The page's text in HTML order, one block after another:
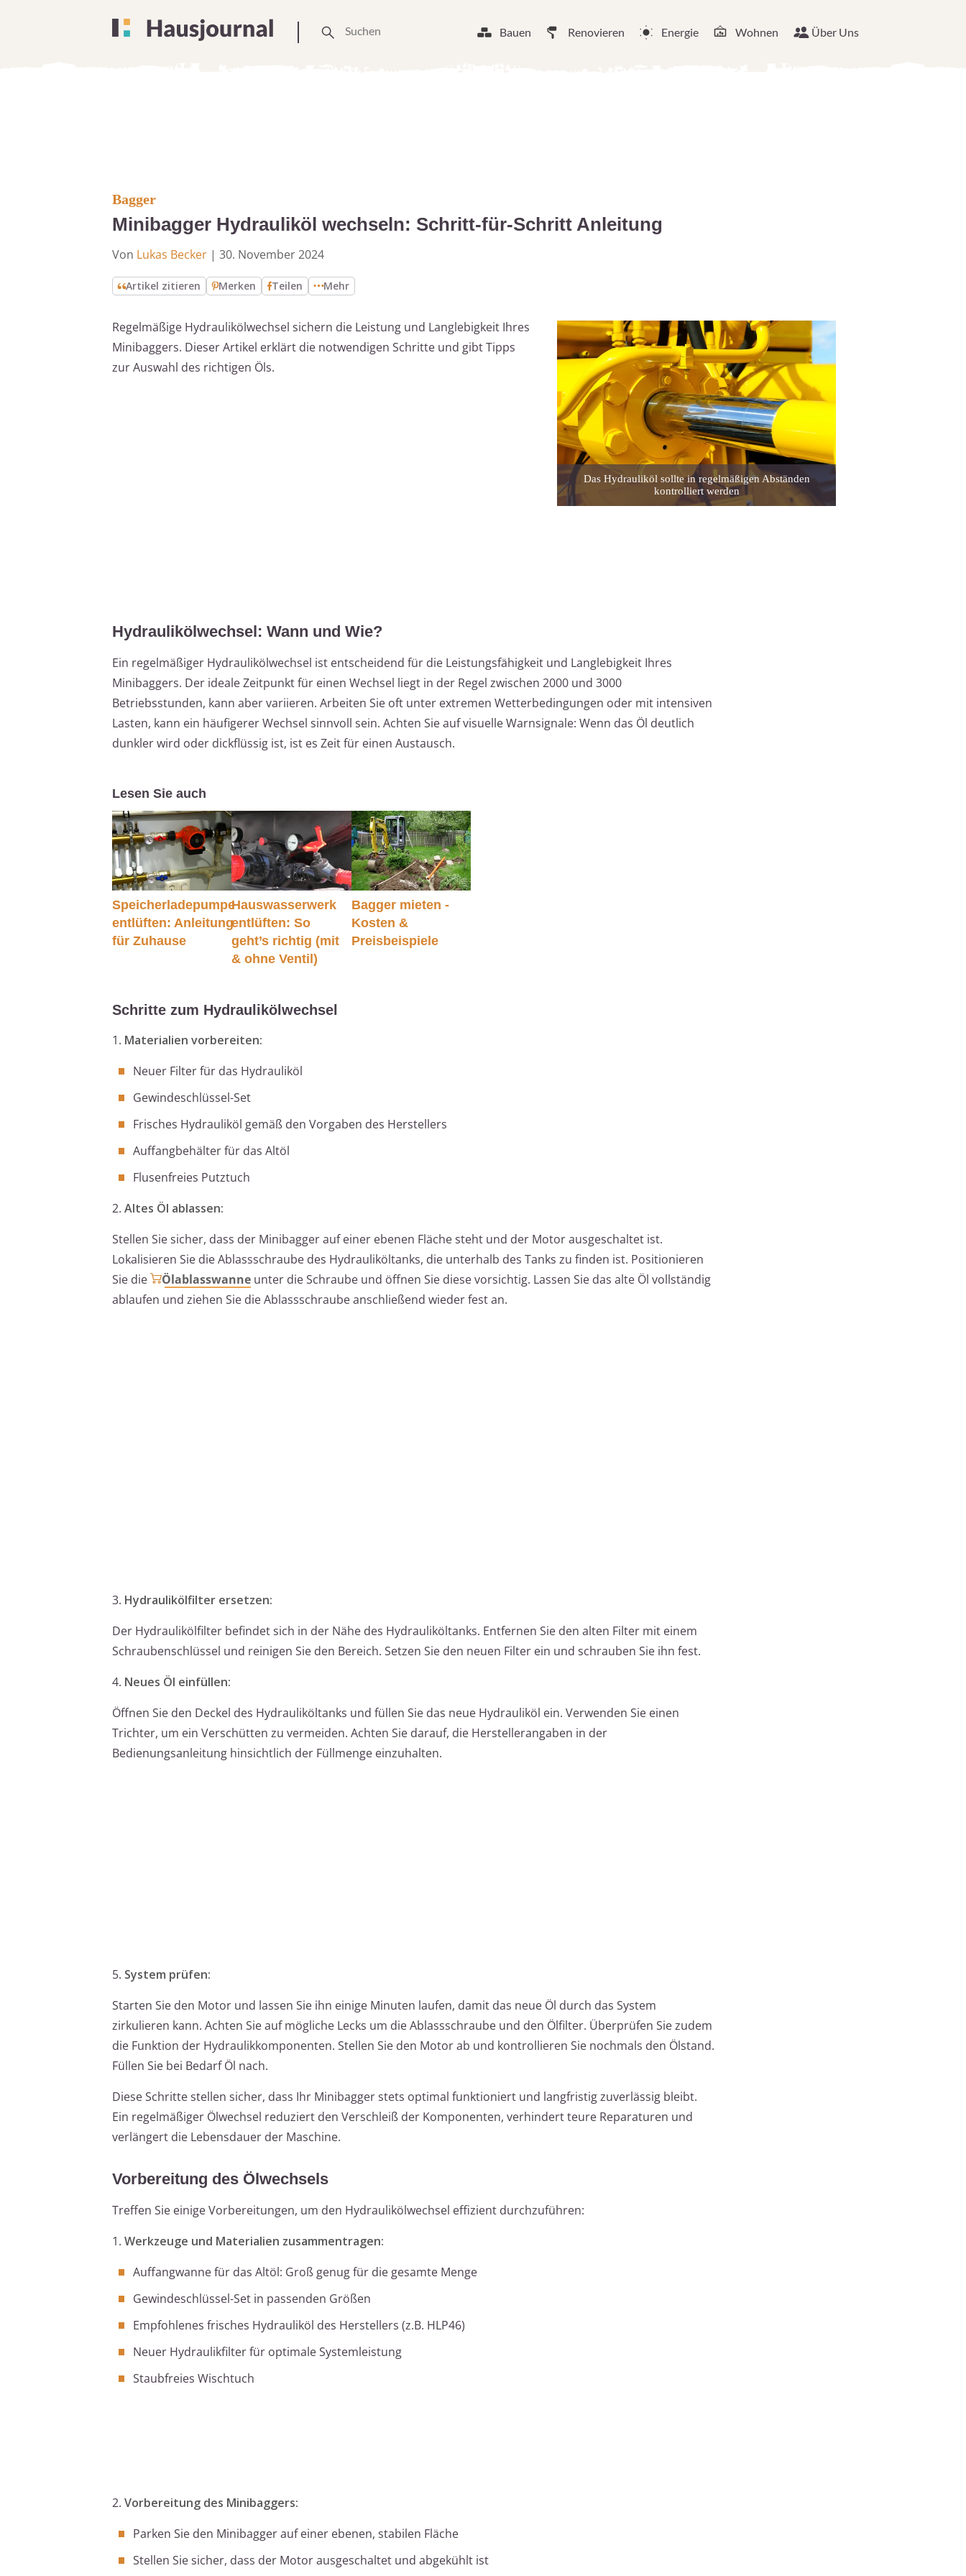
Bauen Renovieren Energie Wohnen Über Uns
Bagger
Minibagger Hydrauliköl wechseln: Schritt-für-Schritt Anleitung
Von Lukas Becker | 30. November 2024
Artikel zitieren Merken Teilen Mehr
Regelmäßige Hydraulikölwechsel sichern die Leistung und Langlebigkeit Ihres
Minibaggers. Dieser Artikel erklärt die notwendigen Schritte und gibt Tipps
zur Auswahl des richtigen Öls.
Das Hydrauliköl sollte in regelmäßigen Abständen
kontrolliert werden
Hydraulikölwechsel: Wann und Wie?
Ein regelmäßiger Hydraulikölwechsel ist entscheidend für die Leistungsfähigkeit und Langlebigkeit Ihres
Minibaggers. Der ideale Zeitpunkt für einen Wechsel liegt in der Regel zwischen 2000 und 3000
Betriebsstunden, kann aber variieren. Arbeiten Sie oft unter extremen Wetterbedingungen oder mit intensiven
Lasten, kann ein häufigerer Wechsel sinnvoll sein. Achten Sie auf visuelle Warnsignale: Wenn das Öl deutlich
dunkler wird oder dickflüssig ist, ist es Zeit für einen Austausch.
Lesen Sie auch
Speicherladepumpe
entlüften: Anleitung
für Zuhause
Hauswasserwerk
entlüften: So
geht’s richtig (mit
& ohne Ventil)
Bagger mieten -
Kosten &
Preisbeispiele
Schritte zum Hydraulikölwechsel
1. Materialien vorbereiten:
Neuer Filter für das Hydrauliköl
Gewindeschlüssel-Set
Frisches Hydrauliköl gemäß den Vorgaben des Herstellers
Auffangbehälter für das Altöl
Flusenfreies Putztuch
2. Altes Öl ablassen:
Stellen Sie sicher, dass der Minibagger auf einer ebenen Fläche steht und der Motor ausgeschaltet ist.
Lokalisieren Sie die Ablassschraube des Hydrauliköltanks, die unterhalb des Tanks zu finden ist. Positionieren
Sie die
Ölablasswanne unter die Schraube und öffnen Sie diese vorsichtig. Lassen Sie das alte Öl vollständig
ablaufen und ziehen Sie die Ablassschraube anschließend wieder fest an.
3. Hydraulikölfilter ersetzen:
Der Hydraulikölfilter befindet sich in der Nähe des Hydrauliköltanks. Entfernen Sie den alten Filter mit einem
Schraubenschlüssel und reinigen Sie den Bereich. Setzen Sie den neuen Filter ein und schrauben Sie ihn fest.
4. Neues Öl einfüllen:
Öffnen Sie den Deckel des Hydrauliköltanks und füllen Sie das neue Hydrauliköl ein. Verwenden Sie einen
Trichter, um ein Verschütten zu vermeiden. Achten Sie darauf, die Herstellerangaben in der
Bedienungsanleitung hinsichtlich der Füllmenge einzuhalten.
5. System prüfen:
Starten Sie den Motor und lassen Sie ihn einige Minuten laufen, damit das neue Öl durch das System
zirkulieren kann. Achten Sie auf mögliche Lecks um die Ablassschraube und den Ölfilter. Überprüfen Sie zudem
die Funktion der Hydraulikkomponenten. Stellen Sie den Motor ab und kontrollieren Sie nochmals den Ölstand.
Füllen Sie bei Bedarf Öl nach.
Diese Schritte stellen sicher, dass Ihr Minibagger stets optimal funktioniert und langfristig zuverlässig bleibt.
Ein regelmäßiger Ölwechsel reduziert den Verschleiß der Komponenten, verhindert teure Reparaturen und
verlängert die Lebensdauer der Maschine.
Vorbereitung des Ölwechsels
Treffen Sie einige Vorbereitungen, um den Hydraulikölwechsel effizient durchzuführen:
1. Werkzeuge und Materialien zusammentragen:
Auffangwanne für das Altöl: Groß genug für die gesamte Menge
Gewindeschlüssel-Set in passenden Größen
Empfohlenes frisches Hydrauliköl des Herstellers (z.B. HLP46)
Neuer Hydraulikfilter für optimale Systemleistung
Staubfreies Wischtuch
2. Vorbereitung des Minibaggers:
Parken Sie den Minibagger auf einer ebenen, stabilen Fläche
Stellen Sie sicher, dass der Motor ausgeschaltet und abgekühlt ist